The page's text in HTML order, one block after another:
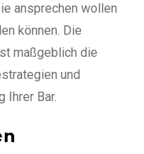
ansprechen wollen
können. Die
maßgeblich die
und
Ihrer Bar.